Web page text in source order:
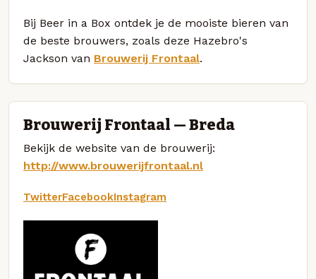
Bij Beer in a Box ontdek je de mooiste bieren van
de beste brouwers, zoals deze Hazebro's
Jackson van Brouwerij Frontaal.
Brouwerij Frontaal — Breda
Bekijk de website van de brouwerij:
http://www.brouwerijfrontaal.nl
TwitterFacebookInstagram